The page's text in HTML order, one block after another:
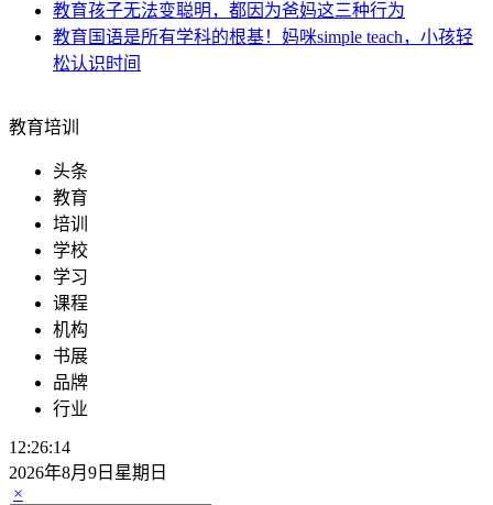
教育孩子无法变聪明，都因为爸妈这三种行为
教育 国语是所有学科的根基！妈咪simple teach，小孩轻
松认识时间
教育培训
头条
教育
培训
学校
学习
课程
机构
书展
品牌
行业
12:26:15
2026年8月9日星期日
×